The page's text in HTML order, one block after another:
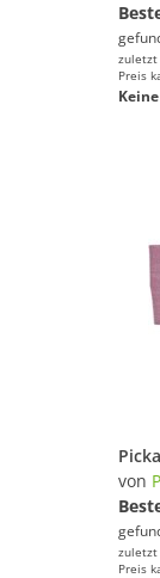
zuletzt
Preis
von
zuletzt
Preis